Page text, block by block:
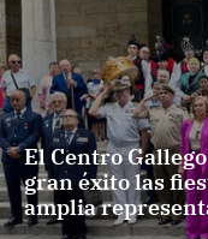
El Centro
gran éxito las
amplia